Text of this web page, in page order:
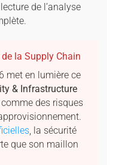
de l’analyse
la Supply Chain
met en lumière ce
& Infrastructure
des risques
, la sécurité
que son maillon